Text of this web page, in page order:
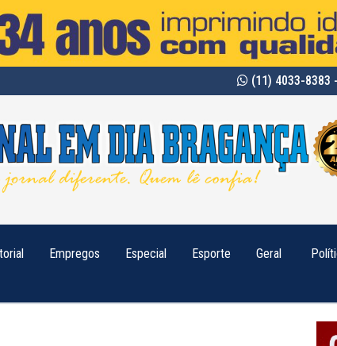
(11) 4033-8383
Empregos Especial Esporte Geral